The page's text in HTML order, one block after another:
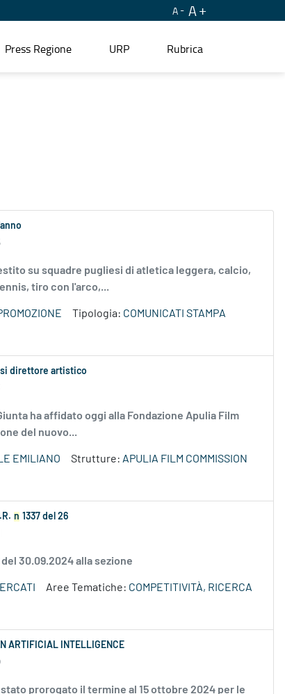
A A
Press Regione URP Rubrica
su squadre pugliesi di atletica leggera, calcio,
tiro con l'arco,...
Tipologia: COMUNICATI STAMPA
direttore artistico
ha affidato oggi alla Fondazione Apulia Film
del nuovo...
EMILIANO Strutture: APULIA FILM COMMISSION
n 1337 del 26
del 30.09.2024 alla sezione
Aree Tematiche: COMPETITIVITÀ, RICERCA
ARTIFICIAL INTELLIGENCE
prorogato il termine al 15 ottobre 2024 per le